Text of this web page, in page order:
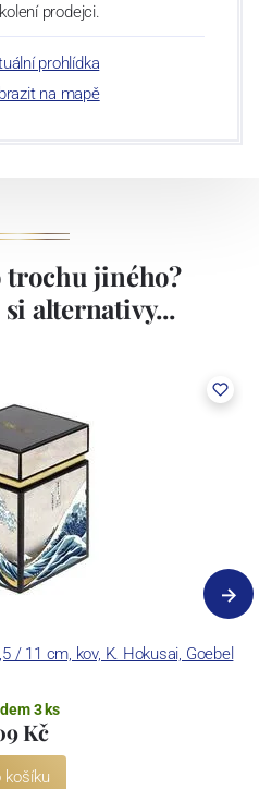
prodejci.
prohlídka
na mapě
trochu jiného?
alternativy...
/ 11 cm, kov, K. Hokusai, Goebel
3 ks
Kč
košíku